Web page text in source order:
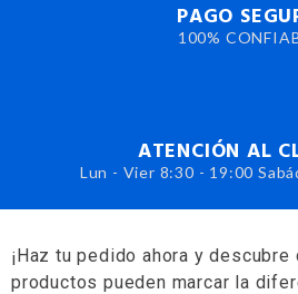
PAGO
100%
ATENCIÓN AL
Lun - Vier 8:30 - 19:00
¡Haz tu pedido ahora y
productos pueden marcar la